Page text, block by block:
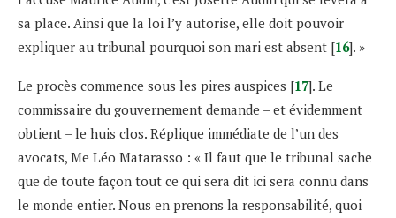
sa place. Ainsi que la loi l’y autorise, elle doit pouvoir
expliquer au tribunal pourquoi son mari est absent [16]. »
Le procès commence sous les pires auspices [17]. Le
commissaire du gouvernement demande – et évidemment
obtient – le huis clos. Réplique immédiate de l’un des
avocats, Me Léo Matarasso : « Il faut que le tribunal sache
que de toute façon tout ce qui sera dit ici sera connu dans
le monde entier. Nous en prenons la responsabilité, quoi